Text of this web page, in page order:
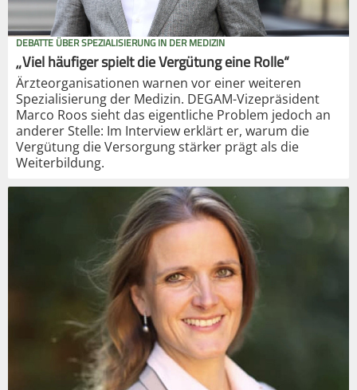
DEBATTE ÜBER SPEZIALISIERUNG IN DER MEDIZIN
„Viel häufiger spielt die Vergütung eine Rolle“
Ärzteorganisationen warnen vor einer weiteren
Spezialisierung der Medizin. DEGAM-Vizepräsident
Marco Roos sieht das eigentliche Problem jedoch an
anderer Stelle: Im Interview erklärt er, warum die
Vergütung die Versorgung stärker prägt als die
Weiterbildung.